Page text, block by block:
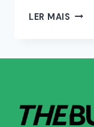
LER MAIS